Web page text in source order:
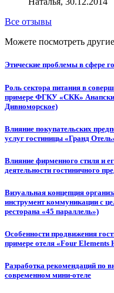
Все отзывы
Можете посмотреть
Этические проблемы в сфере
Роль сектора питания в
примере ФГКУ «СКК»
Дивноморское)
Влияние покупательских
услуг гостиницы «Гранд
Влияние фирменного стиля и
деятельности гостиничного
Визуальная концепция
инструмент коммуникации с
ресторана «45 параллель»)
Особенности продвижения
примере отеля «Four
Разработка рекомендаций по
современном мини-отеле